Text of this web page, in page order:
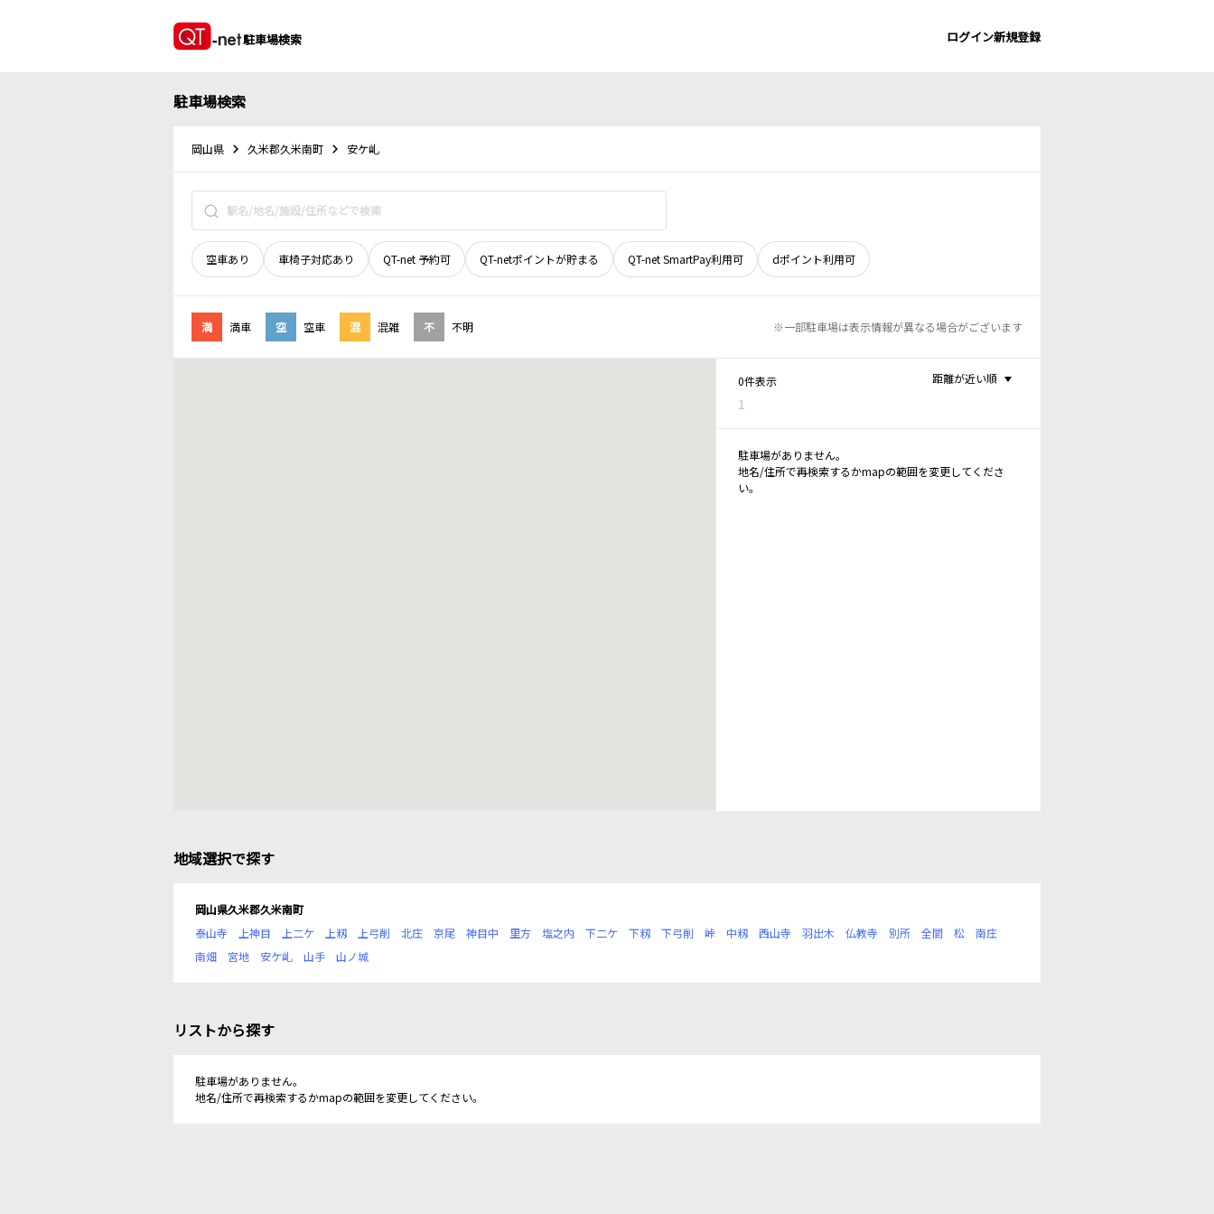
駐車場検索 ログイン新規登録
駐車場検索
岡山県 久米郡久米南町 安ケ乢
空車あり 車椅子対応あり QT-net 予約可 QT-netポイントが貯まる QT-net SmartPay利用可 dポイント利用可
満 満車 空 空車 混 混雑 不 不明 ※一部駐車場は表示情報が異なる場合がございます
0件表示
1
距離が近い順
駐車場がありません。
地名/住所で再検索するかmapの範囲を変更してくださ
い。
地域選択で探す
岡山県久米郡久米南町
泰山寺
上神目 上二ケ 上籾 上弓削 北庄 京尾 神目中 里方 塩之内 下二ケ 下籾 下弓削 峠 中籾 西山寺 羽出木 仏教寺 別所 全間 松
南庄
南畑
宮地 安ケ乢 山手 山ノ城
リストから探す
駐車場がありません。
地名/住所で再検索するかmapの範囲を変更してください。